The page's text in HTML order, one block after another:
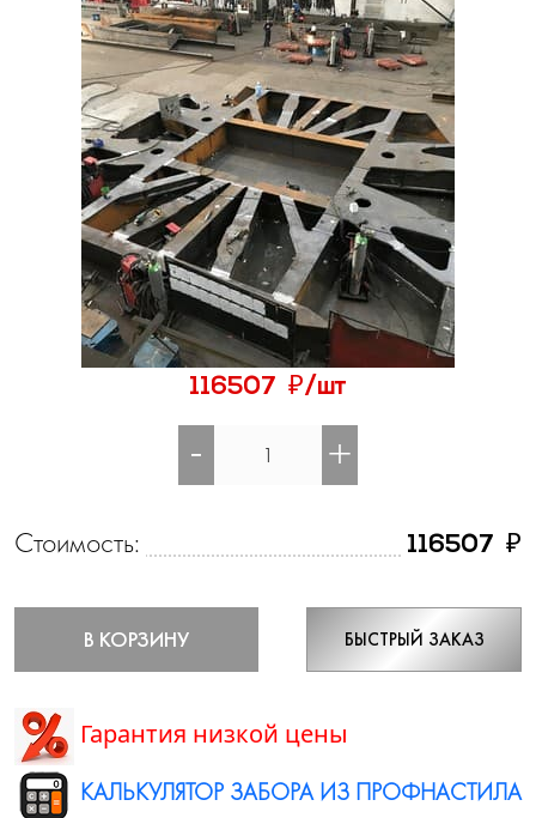
116507 ₽/шт
- +
Стоимость: 116507 ₽
В КОРЗИНУ БЫСТРЫЙ ЗАКАЗ
Гарантия низкой цены
КАЛЬКУЛЯТОР ЗАБОРА ИЗ ПРОФНАСТИЛА